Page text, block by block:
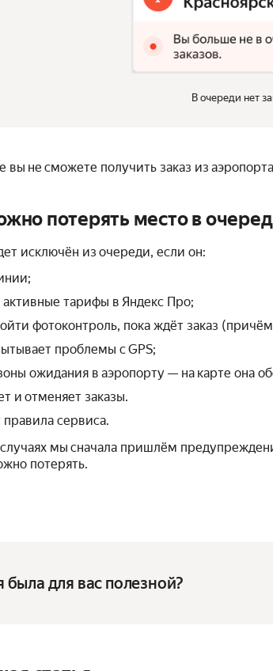
В очереди нет
вы не сможете получить заказ из
потерять место в
исключён из очереди, если он:
активные тарифы в Яндекс Про;
фотоконтроль, пока ждёт заказ
проблемы с GPS;
ожидания в аэропорту — на карте она
и отменяет заказы.
сервиса.
случаях мы сначала пришлём
потерять.
была для вас полезной?